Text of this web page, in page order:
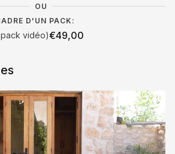
OU
D'UN PACK:
vidéo)€49,00